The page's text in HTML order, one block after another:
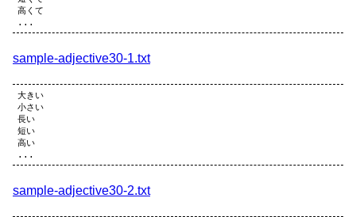
高くて
sample-adjective30-1.txt
大きい
小さい
長い
短い
高い
sample-adjective30-2.txt